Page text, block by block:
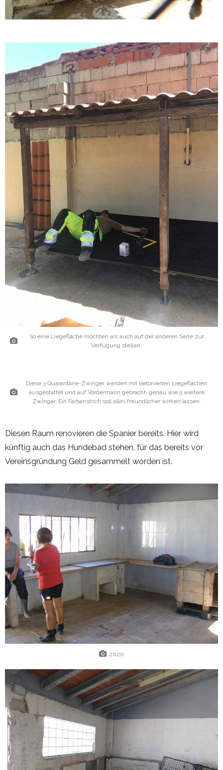
So eine Liegefläche möchten wir auch auf der anderen Seite zur
Verfügung stellen.
Diese 3 Quarantäne-Zwinger werden mit betonierten Liegeflächen
ausgestattet und auf Vordermann gebracht, genau wie 5 weitere
Zwinger. Ein Farbanstrich soll alles freundlicher wirken lassen.
Diesen Raum renovieren die Spanier bereits. Hier wird
künftig auch das Hundebad stehen, für das bereits vor
Vereinsgründung Geld gesammelt worden ist.
2020